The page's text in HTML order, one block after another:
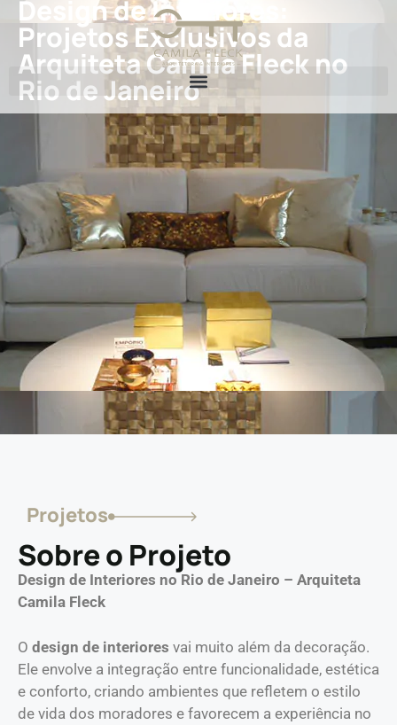
Design de Interiores:
Projetos Exclusivos da
Arquiteta Camila Fleck no
Rio de Janeiro
Projetos
Sobre o Projeto
Design de Interiores no Rio de Janeiro – Arquiteta
Camila Fleck
O design de interiores vai muito além da decoração.
Ele envolve a integração entre funcionalidade, estética
e conforto, criando ambientes que refletem o estilo
de vida dos moradores e favorecem a experiência no